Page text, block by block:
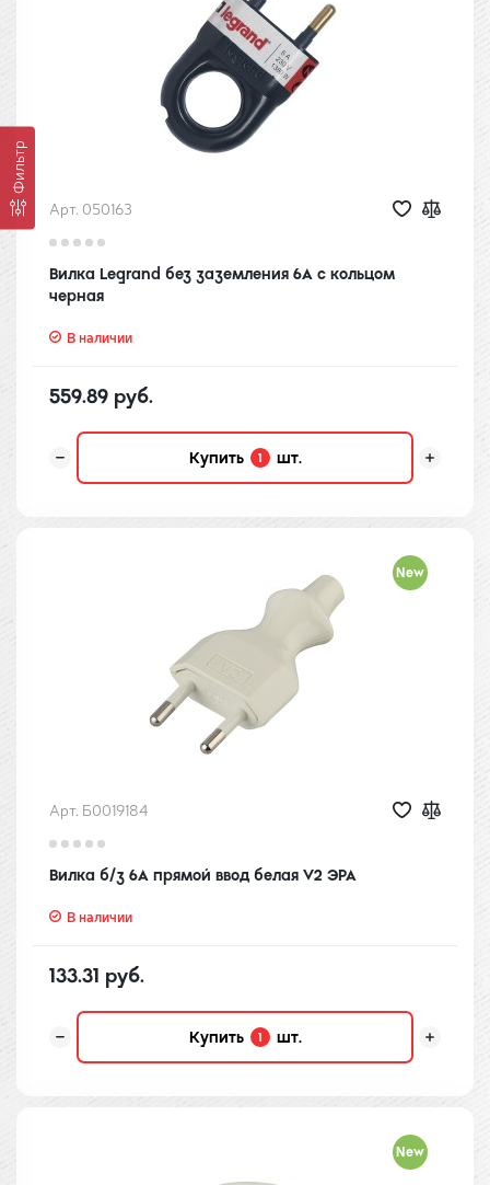
Фильтр
Арт. 050163
Вилка Legrand без заземления 6А с кольцом
черная
В наличии
559.89 руб.
Купить 1 шт.
New
Арт. Б0019184
Вилка б/з 6A прямой ввод белая V2 ЭРА
В наличии
133.31 руб.
Купить 1 шт.
New